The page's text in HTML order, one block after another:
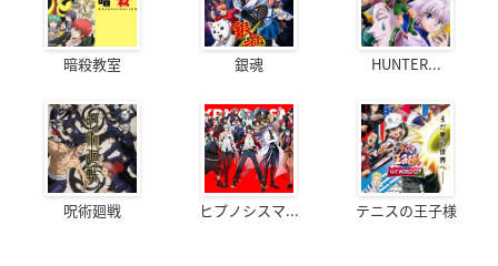
暗殺教室 銀魂 HUNTER...
呪術廻戦 ヒプノシスマ... テニスの王子様